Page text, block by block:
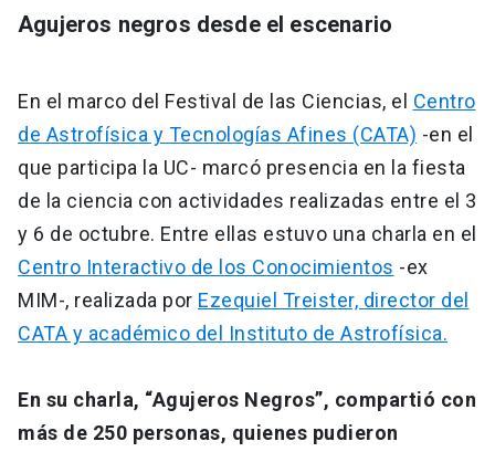
Agujeros negros desde el escenario
En el marco del Festival de las Ciencias, el Centro
de Astrofísica y Tecnologías Afines (CATA) -en el
que participa la UC- marcó presencia en la fiesta
de la ciencia con actividades realizadas entre el 3
y 6 de octubre. Entre ellas estuvo una charla en el
Centro Interactivo de los Conocimientos -ex
MIM-, realizada por Ezequiel Treister, director del
CATA y académico del Instituto de Astrofísica.
En su charla, “Agujeros Negros”, compartió con
más de 250 personas, quienes pudieron